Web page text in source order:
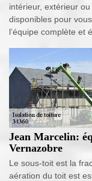
intérieur, extérieur
disponibles pour
l’équipe complète et
Jean Marcelin:
Vernazobre
Le sous-toit est la
aération du toit est